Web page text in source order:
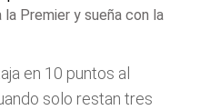
Premier y sueña con la
en 10 puntos al
solo restan tres